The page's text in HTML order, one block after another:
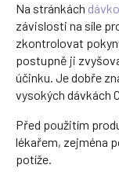
Na stránkách
závislosti na síle
zkontrolovat
postupně ji
účinku. Je dobře
vysokých dávkách
Před použitím
lékařem, zejména
potíže.